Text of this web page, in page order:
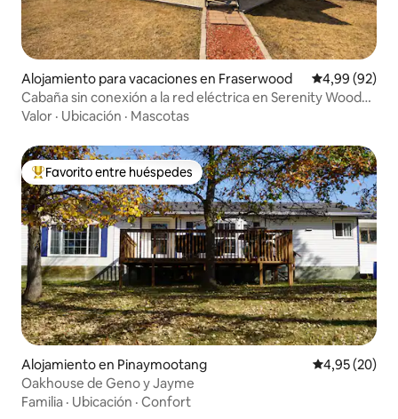
Alojamiento para vacaciones en Fraserwood Calificación
4,99 (92)
Cabaña sin conexión a la red eléctrica en Serenity Woods,
cerca de Gimli, MB
Valor · Ubicación · Mascotas
Favorito entre los huéspedes más destacados
Favorito entre huéspedes
Alojamiento en Pinaymootang Calificación
4,95 (20)
Oakhouse de Geno y Jayme
Familia · Ubicación · Confort